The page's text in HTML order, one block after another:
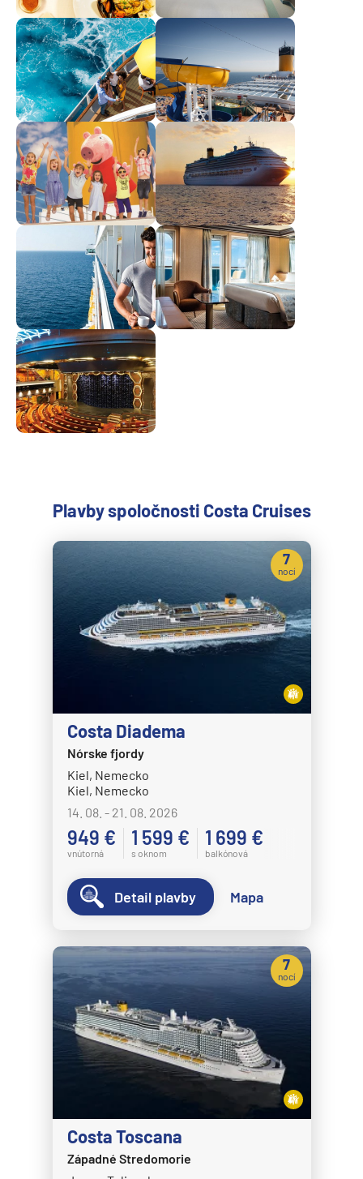
Plavby spoločnosti Costa Cruises
Costa Diadema
Nórske fjordy
Kiel, Nemecko
Kiel, Nemecko
14. 08. - 21. 08. 2026
949 €
vnútorná
1 599 €
s oknom
1 699 €
balkónová
7
nocí
Detail plavby Mapa
Costa Toscana
Západné Stredomorie
7
nocí